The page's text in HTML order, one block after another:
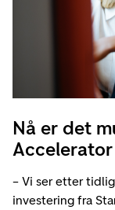
Nå er det
Accelerator
– Vi ser etter
investering fra